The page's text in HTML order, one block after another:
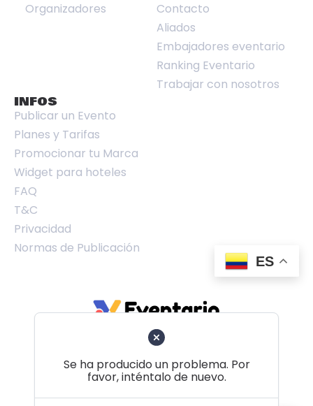
ES
Organizadores
Contacto
Aliados
Embajadores eventario
Ranking Eventario
Trabajar con nosotros
INFOS
Publicar un Evento
Planes y Tarifas
Promocionar tu Marca
Widget para hoteles
FAQ
T&C
Privacidad
Normas de Publicación
Volver al principio
Se ha producido un problema. Por
favor, inténtalo de nuevo.